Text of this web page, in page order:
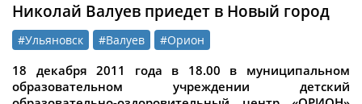
Николай Валуев приедет в Новый город
#Ульяновск #Валуев #Орион
18 декабря 2011 года в 18.00 в муниципальном
образовательном учреждении детский